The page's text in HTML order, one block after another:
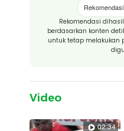
Rekomendasi
berdasarkan konten
untuk tetap melakukan
Video
02:34